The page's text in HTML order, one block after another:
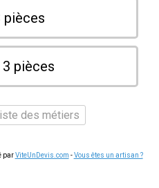
pièces
3 pièces
des métiers
parViteUnDevis.com -Vous êtes un artisan ?